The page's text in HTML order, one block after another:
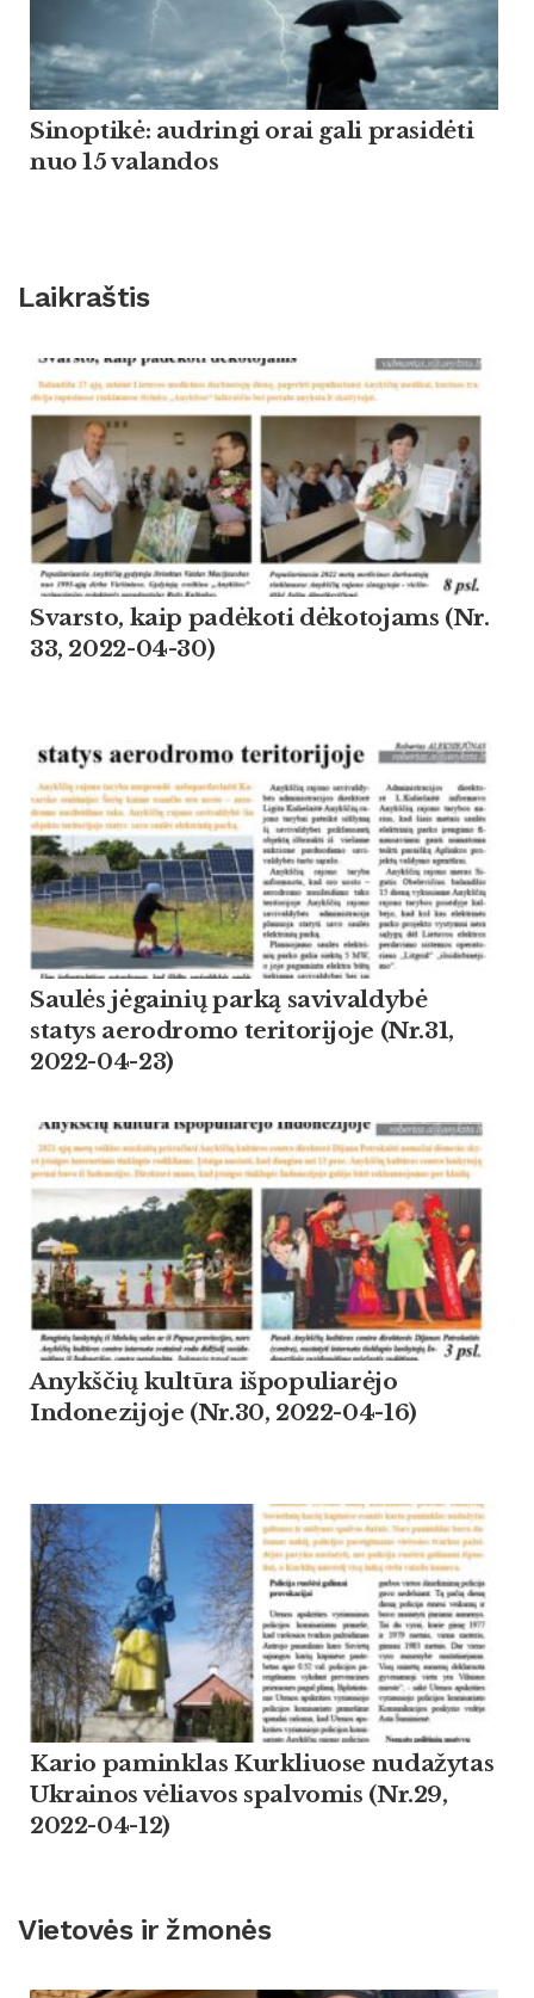
Sinoptikė: audringi orai gali prasidėti
nuo 15 valandos
Laikraštis
Svarsto, kaip padėkoti dėkotojams (Nr.
33, 2022-04-30)
Saulės jėgainių parką savivaldybė
statys aerodromo teritorijoje (Nr.31,
2022-04-23)
Anykščių kultūra išpopuliarėjo
Indonezijoje (Nr.30, 2022-04-16)
Kario paminklas Kurkliuose nudažytas
Ukrainos vėliavos spalvomis (Nr.29,
2022-04-12)
Vietovės ir žmonės